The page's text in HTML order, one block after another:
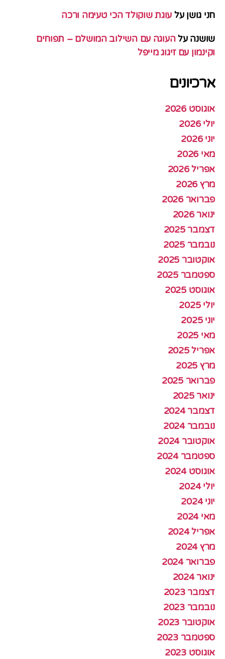
חני גושן על עוגת שוקולד הכי טעימה ורכה
שושנה עלהעוגה עם השילוב המושלם – תפוחים
וקינמון עם זיגוג מייפל
ארכיונים
אוגוסט 2026
יולי 2026
יוני 2026
מאי 2026
אפריל 2026
מרץ 2026
פברואר 2026
ינואר 2026
דצמבר 2025
נובמבר 2025
אוקטובר 2025
ספטמבר 2025
אוגוסט 2025
יולי 2025
יוני 2025
מאי 2025
אפריל 2025
מרץ 2025
פברואר 2025
ינואר 2025
דצמבר 2024
נובמבר 2024
אוקטובר 2024
ספטמבר 2024
אוגוסט 2024
יולי 2024
יוני 2024
מאי 2024
אפריל 2024
מרץ 2024
פברואר 2024
ינואר 2024
דצמבר 2023
נובמבר 2023
אוקטובר 2023
ספטמבר 2023
אוגוסט 2023